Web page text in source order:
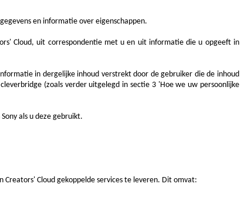
en informatie over eigenschappen.
Cloud, uit correspondentie met u en uit informatie die u opgeeft in
in dergelijke inhoud verstrekt door de gebruiker die de inhoud
(zoals verder uitgelegd in sectie 3 'Hoe we uw persoonlijke
als u deze gebruikt.
Cloud gekoppelde services te leveren. Dit omvat: